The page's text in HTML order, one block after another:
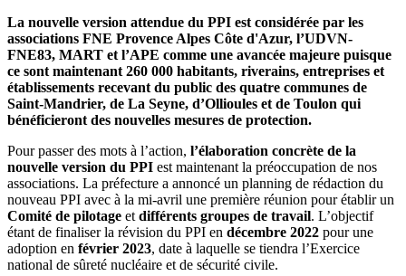
La nouvelle version attendue du PPI est considérée par les
associations FNE Provence Alpes Côte d'Azur, l’UDVN-
FNE83, MART et l’APE comme une avancée majeure puisque
ce sont maintenant 260 000 habitants, riverains, entreprises et
établissements recevant du public des quatre communes de
Saint-Mandrier, de La Seyne, d’Ollioules et de Toulon qui
bénéficieront des nouvelles mesures de protection.
Pour passer des mots à l’action, l’élaboration concrète de la
nouvelle version du PPI est maintenant la préoccupation de nos
associations. La préfecture a annoncé un planning de rédaction du
nouveau PPI avec à la mi-avril une première réunion pour établir un
Comité de pilotage et différents groupes de travail. L’objectif
étant de finaliser la révision du PPI en décembre 2022 pour une
adoption en février 2023, date à laquelle se tiendra l’Exercice
national de sûreté nucléaire et de sécurité civile.